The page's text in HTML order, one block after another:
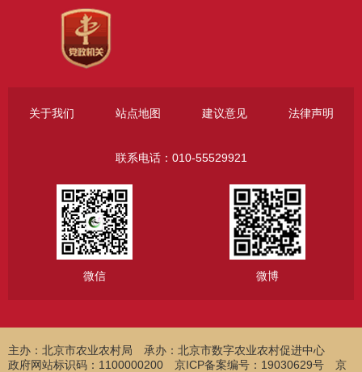
关于我们 站点地图 建议意见 法律声明
联系电话：010-55529921
微信 微博
主办：北京市农业农村局
承办：北京市数字农业农村促进中心
政府网站标识码：1100000200 京ICP备案编号：19030629号 京